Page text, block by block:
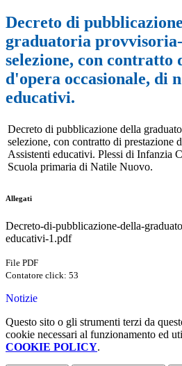
Decreto di
graduatoria
selezione, con contratto
d'opera occasionale, di
educativi.
Decreto di pubblicazione della
selezione, con contratto di prestazione
Assistenti educativi. Plessi di Infanzia
Scuola primaria di Natile Nuovo.
Allegati
Decreto-di-pubblicazione-della-
educativi-1.pdf
File PDF
Contatore click: 53
Notizie
Questo sito o gli strumenti terzi da
cookie necessari al funzionamento ed
COOKIE POLICY.